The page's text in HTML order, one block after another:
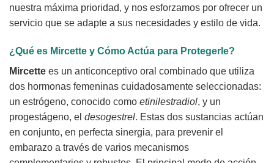
nuestra máxima prioridad, y nos esforzamos por ofrecer un
servicio que se adapte a sus necesidades y estilo de vida.
¿Qué es Mircette y Cómo Actúa para Protegerle?
Mircette es un anticonceptivo oral combinado que utiliza
dos hormonas femeninas cuidadosamente seleccionadas:
un estrógeno, conocido como etinilestradiol, y un
progestágeno, el desogestrel. Estas dos sustancias actúan
en conjunto, en perfecta sinergia, para prevenir el
embarazo a través de varios mecanismos